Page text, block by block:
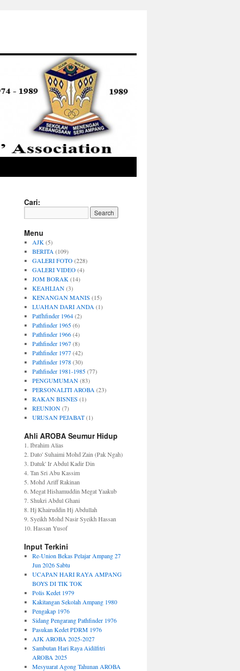
Cari:
Menu
AJK (5)
BERITA (109)
GALERI FOTO(228)
GALERI VIDEO(4)
JOM BORAK (14)
KEAHLIAN(3)
KENANGAN MANIS (15)
LUAHAN DARI ANDA (1)
Patfhfinder 1964(2)
Pathfinder 1965(6)
Pathfinder 1966(4)
Pathfinder 1967(8)
Pathfinder 1977(42)
Pathfinder 1978(30)
Pathfinder 1981-1985(77)
PENGUMUMAN(83)
PERSONALITI AROBA (23)
RAKAN BISNES (1)
REUNION(7)
URUSAN PEJABAT(1)
Ahli AROBA Seumur Hidup
1. Ibrahim Alias
2. Dato' Suhaimi Mohd Zain (Pak Ngah)
3. Datuk' Ir Abdul Kadir Din
4. Tan Sri Abu Kassim
5. Mohd Ariff Rakinan
6. Megat Hishamuddin Megat Yaakub
7. Shukri Abdul Ghani
8. Hj Khairuddin Hj Abdullah
9. Syeikh Mohd Nasir Syeikh Hassan
10. Hassan Yusof
Input Terkini
Re-Union Bekas Pelajar Ampang 27
Jun 2026 Sabtu
UCAPAN HARI RAYA AMPANG
BOYS DI TIK TOK
Polis Kedet 1979
Kakitangan Sekolah Ampang 1980
Pengakap 1976
Sidang Pengarang Pathfinder 1976
Pasukan Kedet PDRM 1976
AJK AROBA 2025-2027
Sambutan Hari Raya Aidilfitri
AROBA 2025
Mesyuarat Agong Tahunan AROBA